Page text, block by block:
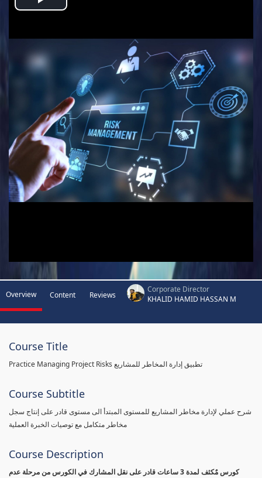
Play
Video
Overview Content Reviews
Corporate Director
KHALID HAMID HASSAN M
Course Title
Practice Managing Project Risks تطبيق إدارة المخاطر للمشاريع
Course Subtitle
شرح عملي لإدارة مخاطر المشاريع للمستوى المبتدأ الى مستوى قادر على إنتاج سجل
مخاطر متكامل مع توصيات الخبرة العملية
Course Description
كورس مٌكثف لمدة 3 ساعات قادر على نقل المشارك في الكورس من مرحلة عدم